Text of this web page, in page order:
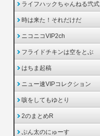
ライフハックちゃんねる弐式
時は来た！それだけだ
ニコニコVIP2ch
フライドチキンは空をとぶ
はちま起稿
ニュー速VIPコレクション
咳をしてもゆとり
2のまとめR
ぷん太のにゅーす